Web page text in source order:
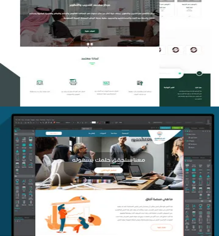
تصميم منصة معتمد للتدريب
التفاصيل
منصة أفق للتدريب
التفاصيل